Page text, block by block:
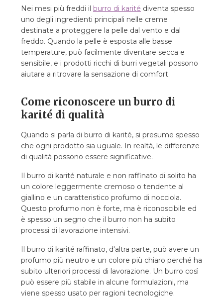
Nei mesi più freddi il burro di karité diventa spesso
uno degli ingredienti principali nelle creme
destinate a proteggere la pelle dal vento e dal
freddo. Quando la pelle è esposta alle basse
temperature, può facilmente diventare secca e
sensibile, e i prodotti ricchi di burri vegetali possono
aiutare a ritrovare la sensazione di comfort.
Come riconoscere un burro di
karité di qualità
Quando si parla di burro di karité, si presume spesso
che ogni prodotto sia uguale. In realtà, le differenze
di qualità possono essere significative.
Il burro di karité naturale e non raffinato di solito ha
un colore leggermente cremoso o tendente al
giallino e un caratteristico profumo di nocciola.
Questo profumo non è forte, ma è riconoscibile ed
è spesso un segno che il burro non ha subito
processi di lavorazione intensivi.
Il burro di karité raffinato, d'altra parte, può avere un
profumo più neutro e un colore più chiaro perché ha
subito ulteriori processi di lavorazione. Un burro così
può essere più stabile in alcune formulazioni, ma
viene spesso usato per ragioni tecnologiche.